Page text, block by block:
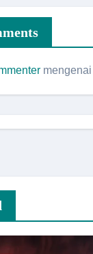
mengenai